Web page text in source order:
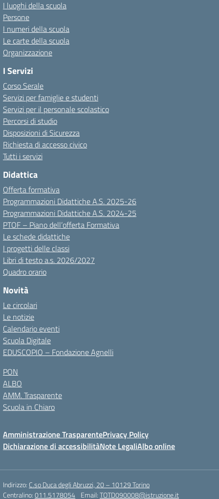
I luoghi della scuola
Persone
I numeri della scuola
Le carte della scuola
Organizzazione
I Servizi
Corso Serale
Servizi per famiglie e studenti
Servizi per il personale scolastico
Percorsi di studio
Disposizioni di Sicurezza
Richiesta di accesso civico
Tutti i servizi
Didattica
Offerta formativa
Programmazioni Didattiche A.S. 2025-26
Programmazioni Didattiche A.S. 2024-25
PTOF – Piano dell’offerta Formativa
Le schede didattiche
I progetti delle classi
Libri di testo a.s. 2026/2027
Quadro orario
Novità
Le circolari
Le notizie
Calendario eventi
Scuola Digitale
EDUSCOPIO – Fondazione Agnelli
PON
ALBO
AMM. Trasparente
Scuola in Chiaro
Amministrazione TrasparentePrivacy Policy
Dichiarazione di accessibilitàNote LegaliAlbo online
Indirizzo: C.so Duca degli Abruzzi, 20 – 10129 Torino
Centralino:011.5178054 Email:TOTD090008@istruzione.it